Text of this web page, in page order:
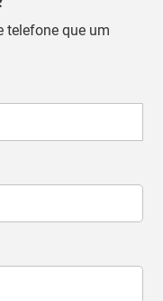
telefone que um